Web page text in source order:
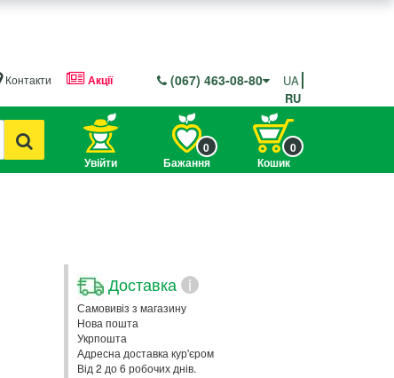
Контакти Акції (067) 463-08-80
UA
RU
Увійти Бажання
0
Кошик
0
Доставка i
Самовивіз з магазину
Нова пошта
Укрпошта
Адресна доставка кур'єром
Від 2 до 6 робочих днів.